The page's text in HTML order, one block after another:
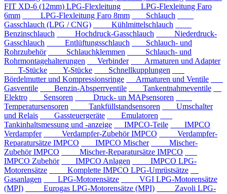
FIT XD-6 (12mm) LPG-Flexleitung
LPG-Flexleitung Faro
6mm
LPG-Flexleitung Faro 8mm
Schlauch
Gasschlauch (LPG / CNG)
Kühlmittelschlauch
Benzinschlauch
Hochdruck-Gasschlauch
Niederdruck-
Gasschlauch
Entlüftungsschlauch
Schlauch- und
Rohrzubehör
Schlauchklemmen
Schlauch- und
Rohrmontagehalterungen
Verbinder
Armaturen und Adapter
T-Stücke
Y-Stücke
Schnellkupplungen
Bördelmutter und Kompressionsringe
Armaturen und Ventile
Gasventile
Benzin-Absperrventile
Tankentnahmeventile
Elektro
Sensoren
Druck- un MAPsensoren
Temperatursensoren
Tankfüllstandsensoren
Umschalter
und Relais
Gassteuergeräte
Emulatoren
Tankinhaltsmessung und -anzeige
IMPCO-Teile
IMPCO
Verdampfer
Verdampfer-Zubehör IMPCO
Verdampfer-
Reparatursätze IMPCO
IMPCO Mischer
Mischer-
Zubehör IMPCO
Mischer-Reparatursätze IMPCO
IMPCO Zubehör
IMPCO Anlagen
IMPCO LPG-
Motorensätze
Komplette IMPCO LPG-Umrüstsätze
Gasanlagen
LPG-Motorensätze
VGI LPG-Motorensätze
(MPI)
Eurogas LPG-Motorensätze (MPI)
Zavoli LPG-